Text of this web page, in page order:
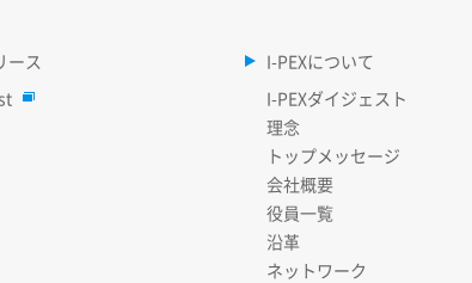
ース
I-PEXについて
I-PEXダイジェスト
理念
トップメッセージ
会社概要
役員一覧
沿革
ネットワーク